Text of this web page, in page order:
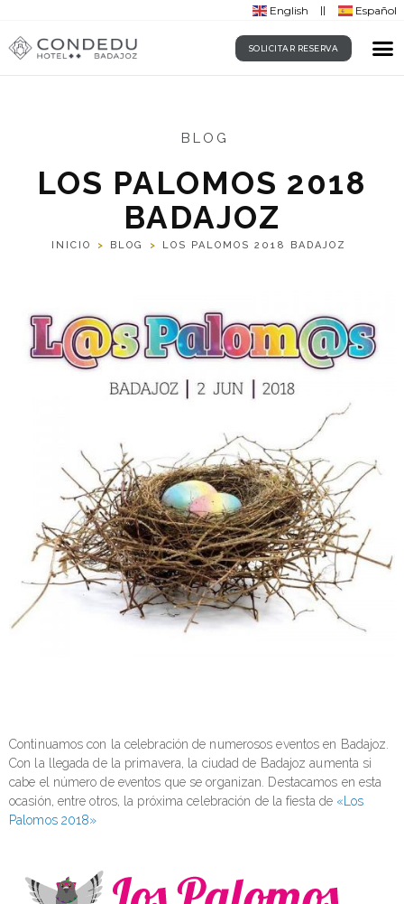
English Español
SOLICITAR RESERVA
BLOG
LOS PALOMOS 2018
BADAJOZ
INICIO > BLOG > LOS PALOMOS 2018 BADAJOZ
Continuamos con la celebración de numerosos eventos en Badajoz.
Con la llegada de la primavera, la ciudad de Badajoz aumenta si
cabe el número de eventos que se organizan. Destacamos en esta
ocasión, entre otros, la próxima celebración de la fiesta de «Los
Palomos 2018»